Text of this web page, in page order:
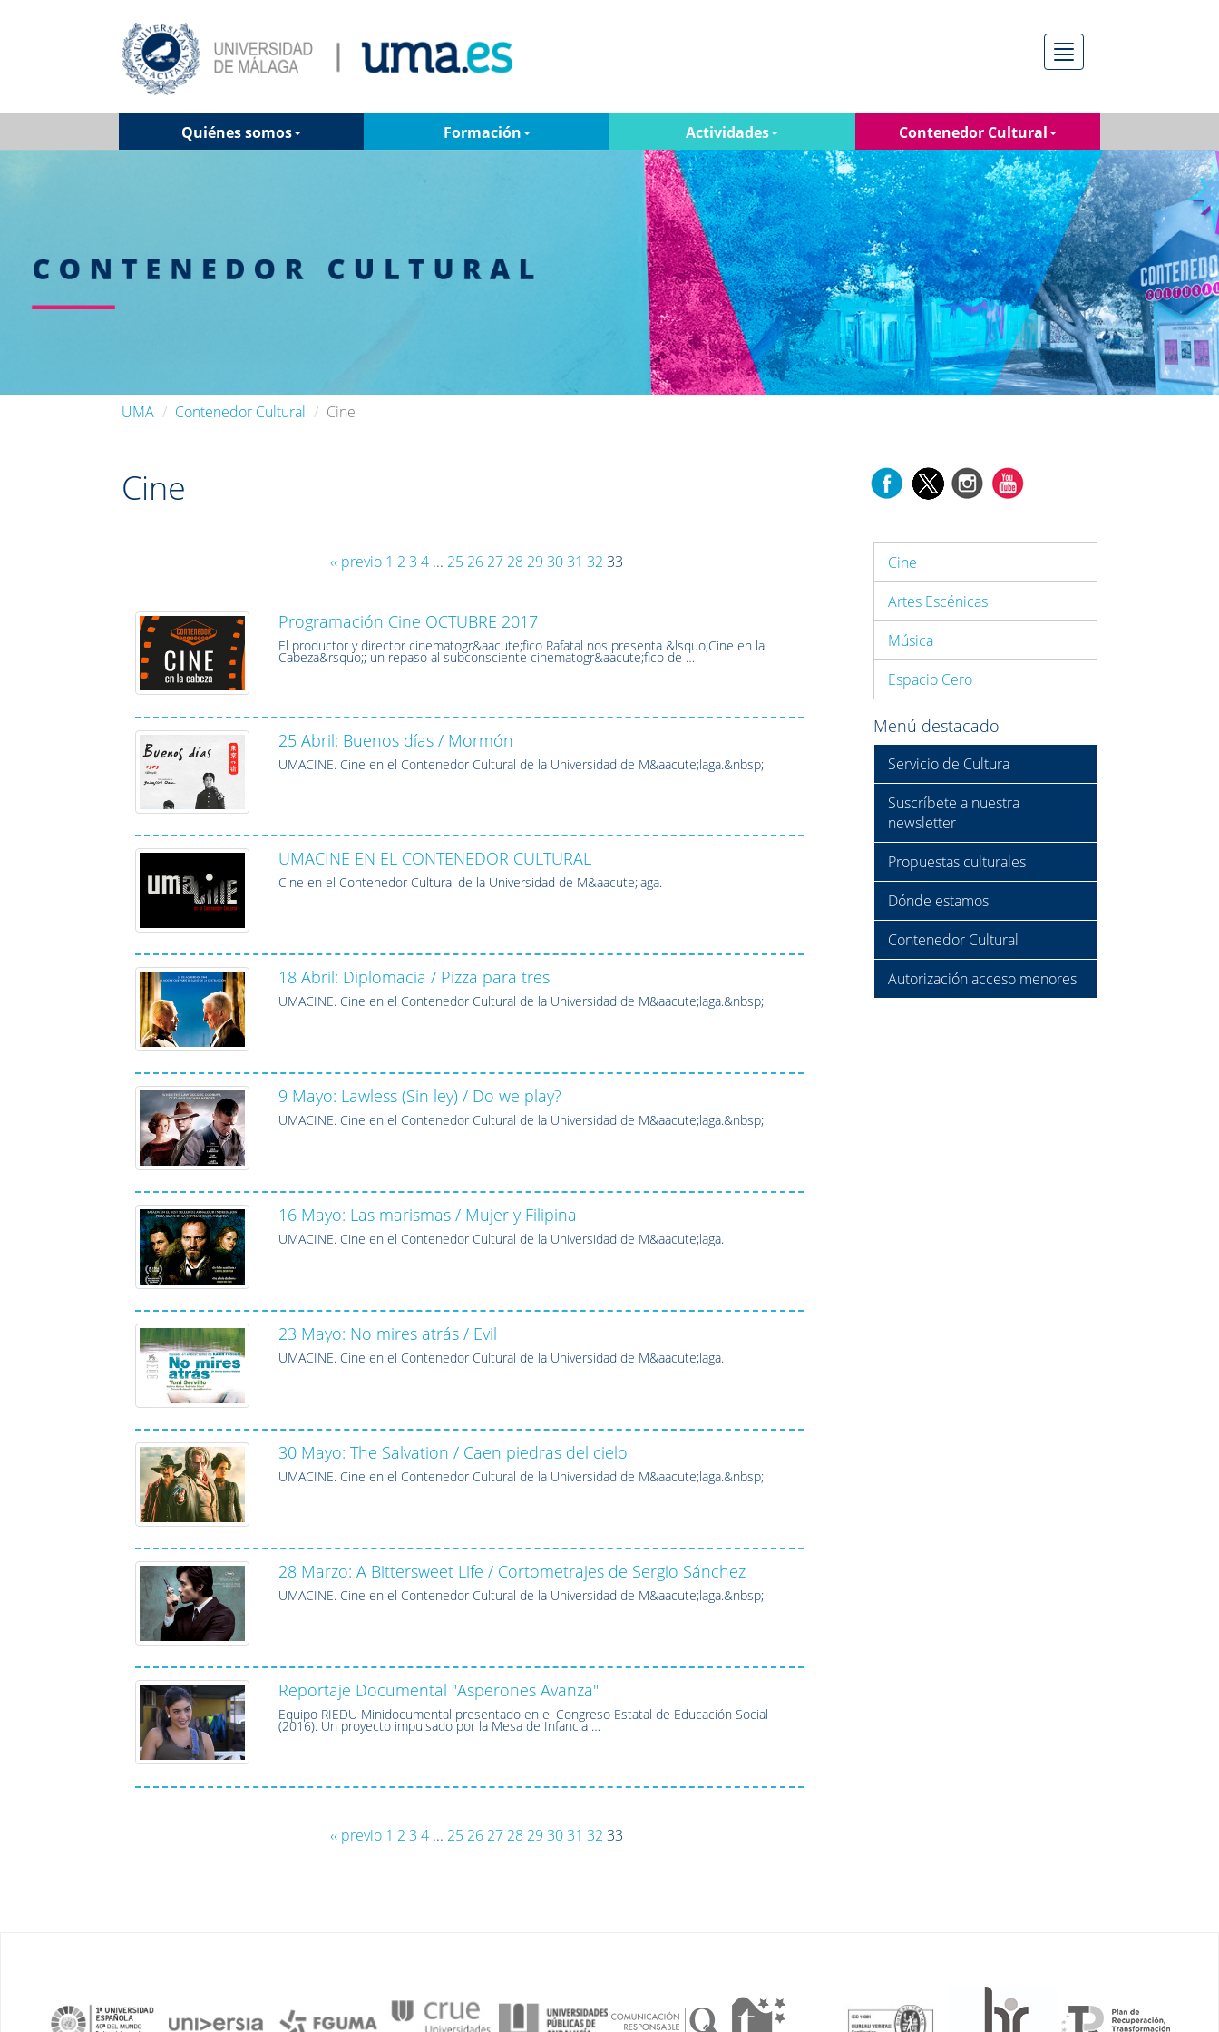
Menú
Quiénes somos Formación Actividades Contenedor Cultural
UMA Contenedor Cultural Cine
Cine
‹‹ previo 1 2 3 4 ... 25 26 27 28 29 3031 32 33
Programación Cine OCTUBRE 2017
El productor y director cinematogr&aacute;fico Rafatal nos presenta &lsquo;Cine en la
Cabeza&rsquo;; un repaso al subconsciente cinematogr&aacute;fico de …
25 Abril: Buenos días / Mormón
UMACINE. Cine en el Contenedor Cultural de la Universidad de M&aacute;laga.&nbsp;
UMACINE EN EL CONTENEDOR CULTURAL
Cine en el Contenedor Cultural de la Universidad de M&aacute;laga.
18 Abril: Diplomacia / Pizza para tres
UMACINE. Cine en el Contenedor Cultural de la Universidad de M&aacute;laga.&nbsp;
9 Mayo: Lawless (Sin ley) / Do we play?
UMACINE. Cine en el Contenedor Cultural de la Universidad de M&aacute;laga.&nbsp;
16 Mayo: Las marismas / Mujer y Filipina
UMACINE. Cine en el Contenedor Cultural de la Universidad de M&aacute;laga.
23 Mayo: No mires atrás / Evil
UMACINE. Cine en el Contenedor Cultural de la Universidad de M&aacute;laga.
30 Mayo: The Salvation / Caen piedras del cielo
UMACINE. Cine en el Contenedor Cultural de la Universidad de M&aacute;laga.&nbsp;
28 Marzo: A Bittersweet Life / Cortometrajes de Sergio Sánchez
UMACINE. Cine en el Contenedor Cultural de la Universidad de M&aacute;laga.&nbsp;
Reportaje Documental "Asperones Avanza"
Equipo RIEDU Minidocumental presentado en el Congreso Estatal de Educación Social
(2016). Un proyecto impulsado por la Mesa de Infancia …
‹‹ previo 1 2 3 4 ... 25 26 27 28 29 3031 32 33
Cine
Artes Escénicas
Música
Espacio Cero
Menú destacado
Servicio de Cultura
Suscríbete a nuestra
newsletter
Propuestas culturales
Dónde estamos
Contenedor Cultural
Autorización acceso menores